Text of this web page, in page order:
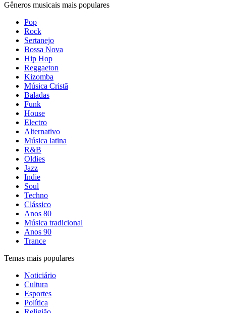
Gêneros musicais mais populares
Pop
Rock
Sertanejo
Bossa Nova
Hip Hop
Reggaeton
Kizomba
Música Cristã
Baladas
Funk
House
Electro
Alternativo
Música latina
R&B
Oldies
Jazz
Indie
Soul
Techno
Clássico
Anos 80
Música tradicional
Anos 90
Trance
Temas mais populares
Noticiário
Cultura
Esportes
Política